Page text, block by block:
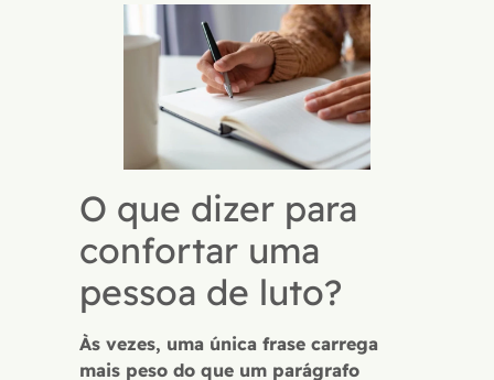
O que dizer para
confortar uma
pessoa de luto?
Às vezes, uma única frase carrega
mais peso do que um parágrafo